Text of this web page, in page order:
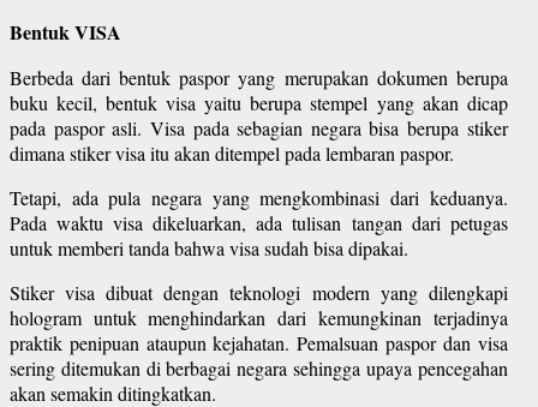
Bentuk VISA
Berbeda dari bentuk paspor yang merupakan dokumen berupa
buku kecil, bentuk visa yaitu berupa stempel yang akan dicap
pada paspor asli. Visa pada sebagian negara bisa berupa stiker
dimana stiker visa itu akan ditempel pada lembaran paspor.
Tetapi, ada pula negara yang mengkombinasi dari keduanya.
Pada waktu visa dikeluarkan, ada tulisan tangan dari petugas
untuk memberi tanda bahwa visa sudah bisa dipakai.
Stiker visa dibuat dengan teknologi modern yang dilengkapi
hologram untuk menghindarkan dari kemungkinan terjadinya
praktik penipuan ataupun kejahatan. Pemalsuan paspor dan visa
sering ditemukan di berbagai negara sehingga upaya pencegahan
akan semakin ditingkatkan.